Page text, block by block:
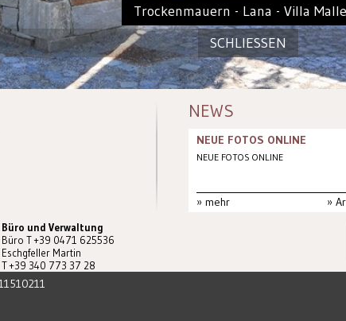
Trockenmauern - Lana - Villa
SCHLIESSEN
Büro und Verwaltung
Büro T +39 0471 625536
Eschgfeller Martin
T +39 340 773 37 28
NEWS
NEUE FOTOS ONLINE
NEUE FOTOS ONLINE
» mehr »